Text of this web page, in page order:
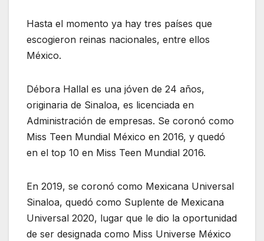
Hasta el momento ya hay tres países que
escogieron reinas nacionales, entre ellos
México.
Débora Hallal es una jóven de 24 años,
originaria de Sinaloa, es licenciada en
Administración de empresas. Se coronó como
Miss Teen Mundial México en 2016, y quedó
en el top 10 en Miss Teen Mundial 2016.
En 2019, se coronó como Mexicana Universal
Sinaloa, quedó como Suplente de Mexicana
Universal 2020, lugar que le dio la oportunidad
de ser designada como Miss Universe México